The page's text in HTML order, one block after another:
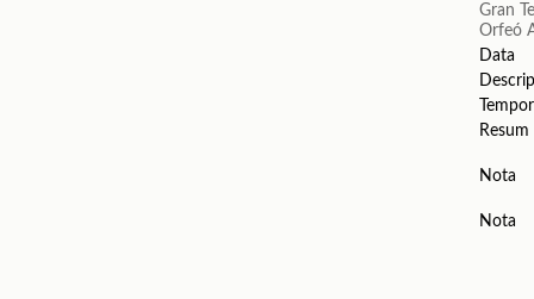
Gran
Orfeó
Data
Resum
Nota
Nota